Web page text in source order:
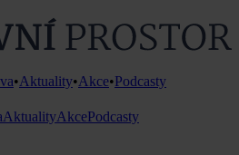
•Aktuality•Akce•Podcasty
AktualityAkcePodcasty